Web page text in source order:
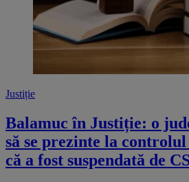
Justiție
Balamuc în Justiție: o
să se prezinte la
că a fost suspendată de